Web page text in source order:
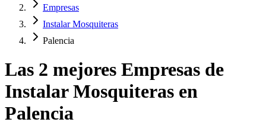
Empresas
Instalar Mosquiteras
Palencia
Las 2 mejores Empresas de
Instalar Mosquiteras en
Palencia